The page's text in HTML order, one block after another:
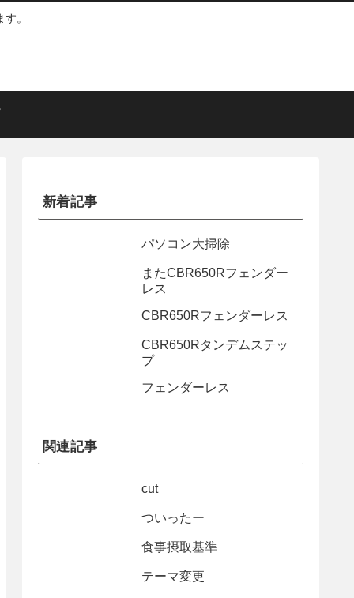
。
新着記事
パソコン大掃除
またCBR650Rフェンダー
レス
CBR650Rフェンダーレス
CBR650Rタンデムステッ
プ
フェンダーレス
関連記事
cut
ついったー
食事摂取基準
テーマ変更